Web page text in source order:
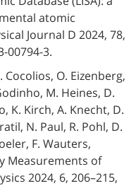
atomic
Journal D 2024, 78,
00794-3.
Cocolios, O. Eizenberg,
M. Heines, D.
K. Kirch, A. Knecht, D.
N. Paul, R. Pohl, D.
F. Wauters,
Measurements of
2024, 6, 206–215,